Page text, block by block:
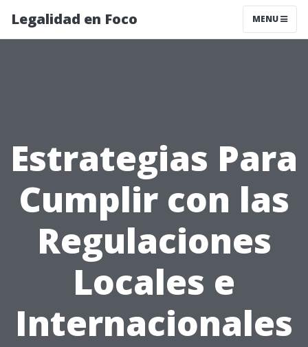
Legalidad en Foco MENU
Estrategias Para
Cumplir con las
Regulaciones
Locales e
Internacionales